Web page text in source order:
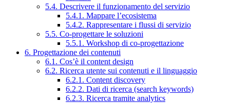
5.4. Descrivere il funzionamento del servizio
5.4.1. Mappare l’ecosistema
5.4.2. Rappresentare i flussi di servizio
5.5. Co-progettare le soluzioni
5.5.1. Workshop di co-progettazione
6. Progettazione dei contenuti
6.1. Cos’è il content design
6.2. Ricerca utente sui contenuti e il linguaggio
6.2.1. Content discovery
6.2.2. Dati di ricerca (search keywords)
6.2.3. Ricerca tramite analytics